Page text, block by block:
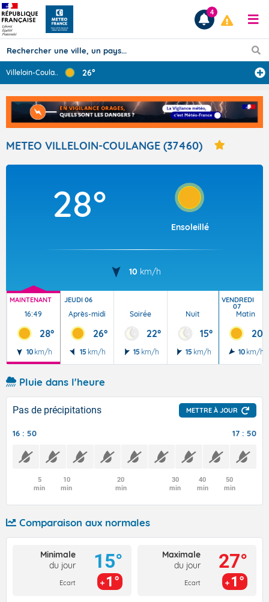
Prévisions
TOUS LES RÉSULTATS
Articles
4
Villeloin-Coula... 26°
METEO VILLELOIN-COULANGE (37460)
28°
Ensoleillé
10 km/h
MAINTENANT
16:49
28°
10 km/h
JEUDI 06
Après-midi
26°
15 km/h
Soirée
22°
15 km/h
Nuit
15°
15 km/h
VENDREDI
07
Matin
20°
10 km/h
Pluie dans l'heure
Pas de précipitations METTRE À JOUR
16 : 50 17 : 50
5
min
10
min
20
min
30
min
40
min
50
min
Comparaison aux normales
Minimale
du jour
Ecart
15°
1°
Maximale
du jour
Ecart
27°
1°